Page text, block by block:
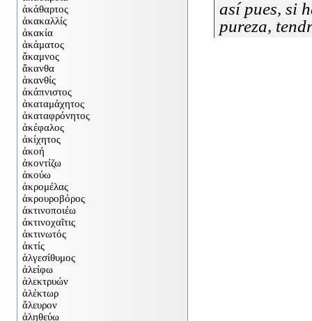
así pues, si
pureza,